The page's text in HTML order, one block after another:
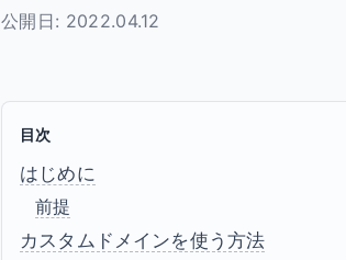
公開日: 2022.04.12
目次
はじめに
前提
カスタムドメインを使う方法